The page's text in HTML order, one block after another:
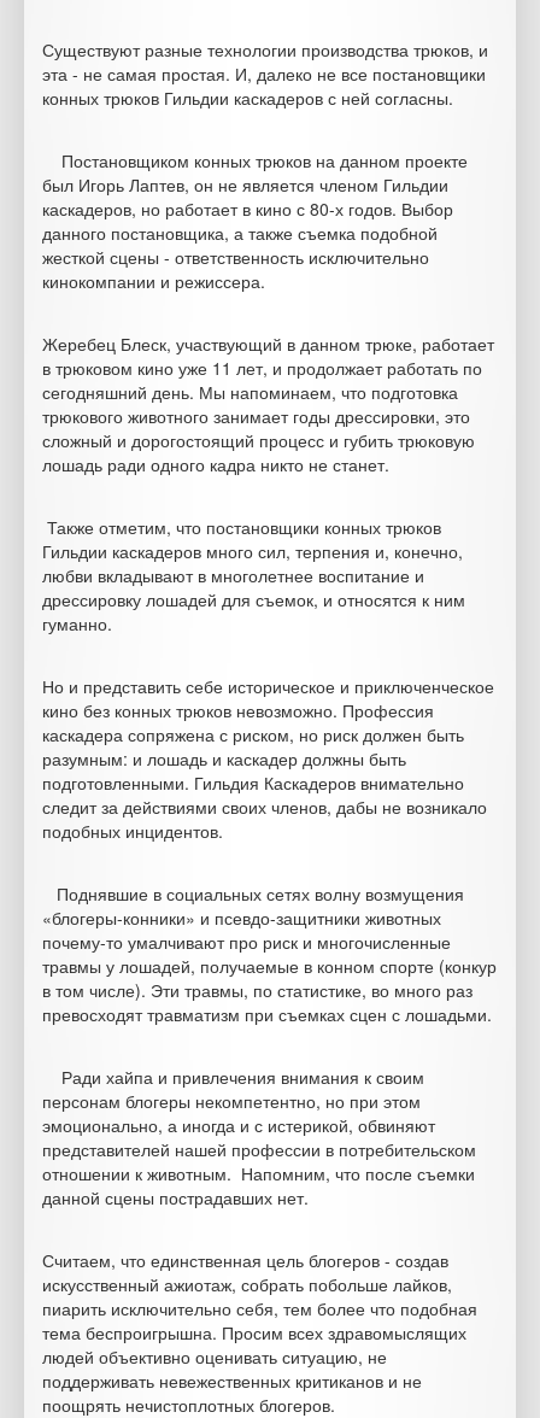
Существуют разные технологии производства трюков, и
эта - не самая простая. И, далеко не все постановщики
конных трюков Гильдии каскадеров с ней согласны.
Постановщиком конных трюков на данном проекте
был Игорь Лаптев, он не является членом Гильдии
каскадеров, но работает в кино с 80-х годов. Выбор
данного постановщика, а также съемка подобной
жесткой сцены - ответственность исключительно
кинокомпании и режиссера.
Жеребец Блеск, участвующий в данном трюке, работает
в трюковом кино уже 11 лет, и продолжает работать по
сегодняшний день. Мы напоминаем, что подготовка
трюкового животного занимает годы дрессировки, это
сложный и дорогостоящий процесс и губить трюковую
лошадь ради одного кадра никто не станет.
Также отметим, что постановщики конных трюков
Гильдии каскадеров много сил, терпения и, конечно,
любви вкладывают в многолетнее воспитание и
дрессировку лошадей для съемок, и относятся к ним
гуманно.
Но и представить себе историческое и приключенческое
кино без конных трюков невозможно. Профессия
каскадера сопряжена с риском, но риск должен быть
разумным: и лошадь и каскадер должны быть
подготовленными. Гильдия Каскадеров внимательно
следит за действиями своих членов, дабы не возникало
подобных инцидентов.
Поднявшие в социальных сетях волну возмущения
«блогеры-конники» и псевдо-защитники животных
почему-то умалчивают про риск и многочисленные
травмы у лошадей, получаемые в конном спорте (конкур
в том числе). Эти травмы, по статистике, во много раз
превосходят травматизм при съемках сцен с лошадьми.
Ради хайпа и привлечения внимания к своим
персонам блогеры некомпетентно, но при этом
эмоционально, а иногда и с истерикой, обвиняют
представителей нашей профессии в потребительском
отношении к животным. Напомним, что после съемки
данной сцены пострадавших нет.
Считаем, что единственная цель блогеров - создав
искусственный ажиотаж, собрать побольше лайков,
пиарить исключительно себя, тем более что подобная
тема беспроигрышна. Просим всех здравомыслящих
людей объективно оценивать ситуацию, не
поддерживать невежественных критиканов и не
поощрять нечистоплотных блогеров.